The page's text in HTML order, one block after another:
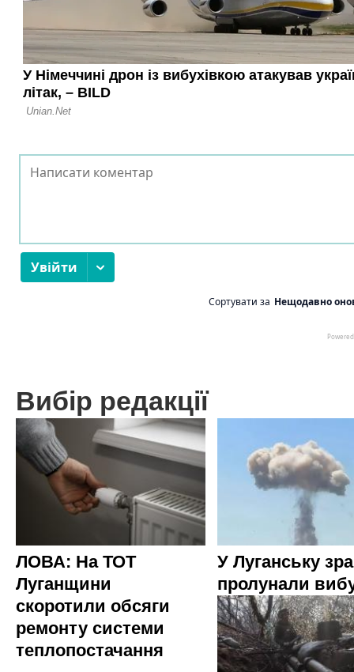
Вибір редакції
ЛОВА: На ТОТ
Луганщини
скоротили обсяги
ремонту системи
теплопостачання
У Луганську
пролунали